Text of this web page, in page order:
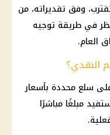
وفق تقديراته، من
النظر في طريقة توجيه
العام.
النقدي؟
سلع محددة بأسعار
مبلغًا مباشرًا